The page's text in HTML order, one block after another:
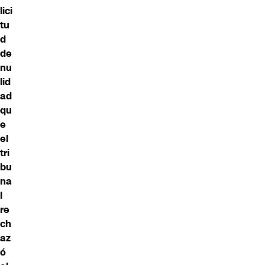
lici
tu
d
de
nu
lid
ad
qu
e
el
tri
bu
na
l
re
ch
az
ó